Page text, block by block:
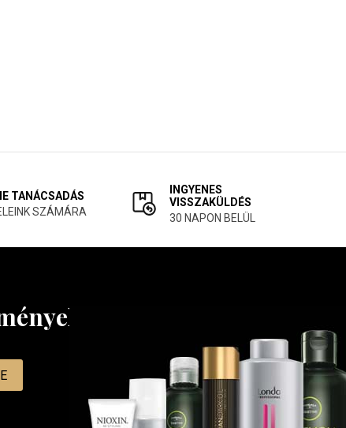
TANÁCSADÁS
SZÁMÁRA
INGYENES
VISSZAKÜLDÉS
30 NAPON BELÜL